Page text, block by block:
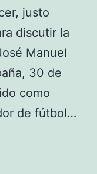
justo
discutir la
Manuel
30 de
como
de fútbol…